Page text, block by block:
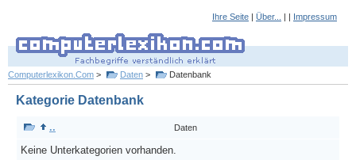
Ihre Seite | Über... | | Impressum
Computerlexikon.Com > Daten > Datenbank
Kategorie Datenbank
.. Daten
Keine Unterkategorien vorhanden.